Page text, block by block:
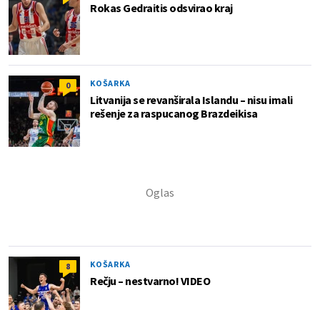
Rokas Gedraitis odsvirao kraj
0 KOŠARKA
Litvanija se revanširala Islandu – nisu imali
rešenje za raspucanog Brazdeikisa
8 KOŠARKA
Rečju – nestvarno! VIDEO